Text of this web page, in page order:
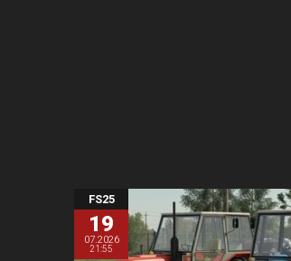
FS25
19
07.2026
21:55